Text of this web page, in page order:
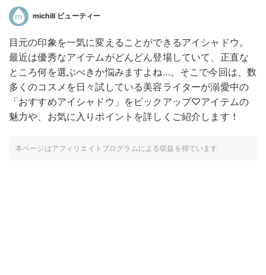
michill ビューティー
目元の印象を一気に変えることができるアイシャドウ。
最近は優秀なアイテムがどんどん登場していて、正直な
ところ何を選ぶべきか悩みますよね…。そこで今回は、数
多くのコスメを日々試している美容ライターが溺愛中の
「おすすめアイシャドウ」をピックアップ♡アイテムの
魅力や、お気に入りポイントを詳しくご紹介します！
本ページはアフィリエイトプログラムによる収益を得ています